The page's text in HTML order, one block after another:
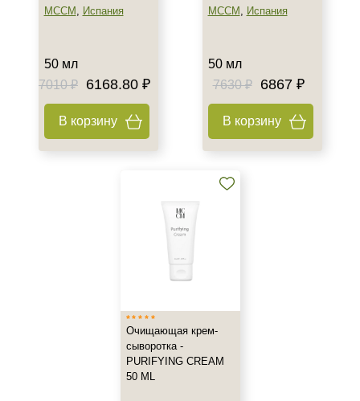
Гоммаж
Класс косметики
Домашняя
Профессиональная
Универсальная
Любой возраст (от 18 лет)
MCCM , Испания
50 мл
7010 ₽
6168.80 ₽
В корзину
MCCM , Испания
50 мл
7630 ₽
6867 ₽
В корзину
Очищающая крем-
сыворотка -
PURIFYING CREAM
50 ML